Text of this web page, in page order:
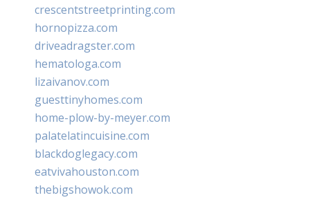
crescentstreetprinting.com
hornopizza.com
driveadragster.com
hematologa.com
lizaivanov.com
guesttinyhomes.com
home-plow-by-meyer.com
palatelatincuisine.com
blackdoglegacy.com
eatvivahouston.com
thebigshowok.com